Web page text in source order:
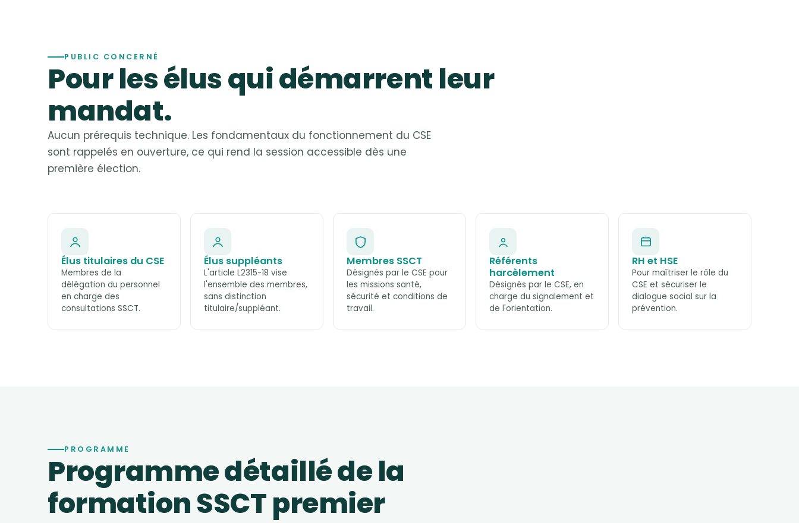
PUBLIC CONCERNÉ
Pour les élus qui démarrent leur
mandat.
Aucun prérequis technique. Les fondamentaux du fonctionnement du CSE
sont rappelés en ouverture, ce qui rend la session accessible dès une
première élection.
Élus titulaires du CSE
Membres de la
délégation du personnel
en charge des
consultations SSCT.
Élus suppléants
L'article L2315-18 vise
l'ensemble des membres,
sans distinction
titulaire/suppléant.
Membres SSCT
Désignés par le CSE pour
les missions santé,
sécurité et conditions de
travail.
Référents
harcèlement
Désignés par le CSE, en
charge du signalement et
de l'orientation.
RH et HSE
Pour maîtriser le rôle du
CSE et sécuriser le
dialogue social sur la
prévention.
PROGRAMME
Programme détaillé de la
formation SSCT premier